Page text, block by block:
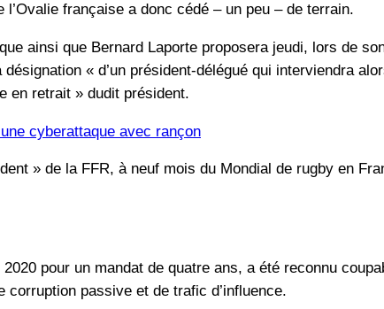
l’Ovalie française a donc cédé – un peu – de terrain.
ainsi que Bernard Laporte proposera jeudi, lors de
« d’un président-délégué qui interviendra
en retrait » dudit président.
cyberattaque avec rançon
» de la FFR, à neuf mois du Mondial de rugby en
pour un mandat de quatre ans, a été reconnu
passive et de trafic d’influence.